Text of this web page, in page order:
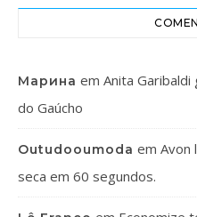
Марина em Anita Garibaldi
do Gaúcho
Outudooumoda em Avon
seca em 60 segundos.